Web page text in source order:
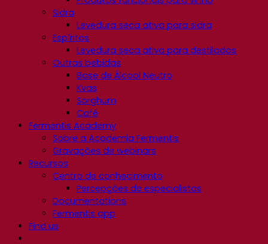
Sidra
Levedura seca ativa para sidra
Espíritos
Levedura seca ativa para destilados
Outras bebidas
Base de Álcool Neutro
Kvas
Sorghum
Café
Fermentis Academy
Sobre a Academia Fermentis
Gravações de webinars
Recursos
Centro de conhecimento
Percepções de especialistas
Documentations
Fermentis app
Find us